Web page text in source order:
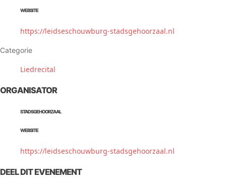
WEBSITE
https://leidseschouwburg-stadsgehoorzaal.nl
Categorie
Liedrecital
ORGANISATOR
STADSGEHOORZAAL
WEBSITE
https://leidseschouwburg-stadsgehoorzaal.nl
DEEL DIT EVENEMENT